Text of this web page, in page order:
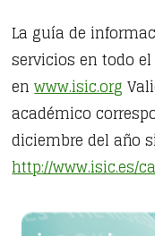
La guía de
servicios en todo
enwww.isic.org
académico
diciembre del año
http://www.isic.es/